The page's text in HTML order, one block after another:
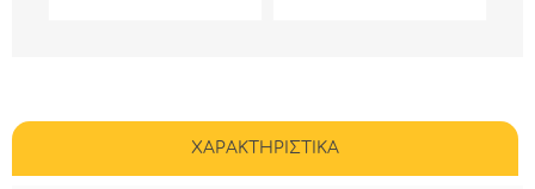
ΧΑΡΑΚΤΗΡΙΣΤΙΚΑ